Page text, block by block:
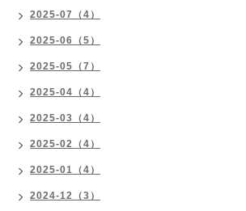
2025-07（4）
2025-06（5）
2025-05（7）
2025-04（4）
2025-03（4）
2025-02（4）
2025-01（4）
2024-12（3）